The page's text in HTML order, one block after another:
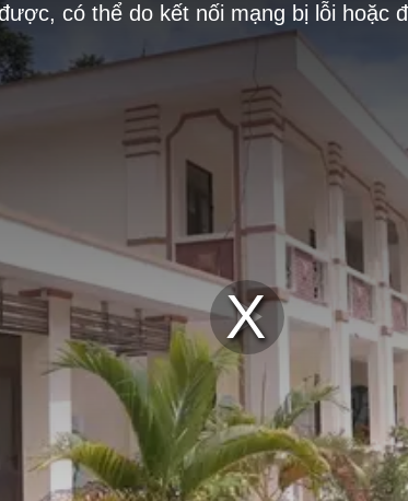
Play
Video
có thể do kết nối mạng bị lỗi hoặc